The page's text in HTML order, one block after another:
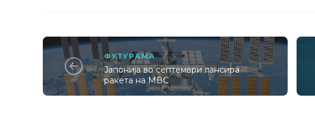
ФУТУРАМА
Јапонија во септември лансира
ракета на МВС